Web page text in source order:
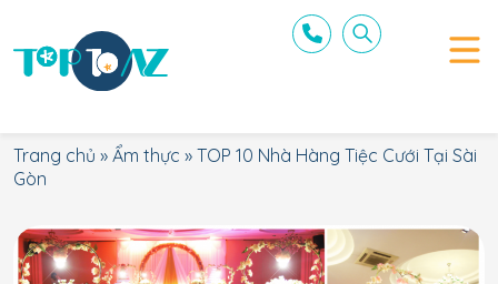
Trang chủ » Ẩm thực » TOP 10 Nhà Hàng Tiệc Cưới Tại Sài
Gòn